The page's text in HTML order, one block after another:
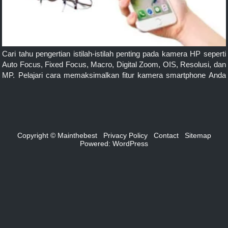
Cari tahu pengertian istilah-istilah penting pada kamera HP seperti
Auto Focus, Fixed Focus, Macro, Digital Zoom, OIS, Resolusi, dan
MP. Pelajari cara memaksimalkan fitur kamera smartphone Anda
Copyright © Mainthebest Privacy Policy Contact
Sitemap
Powered: WordPress